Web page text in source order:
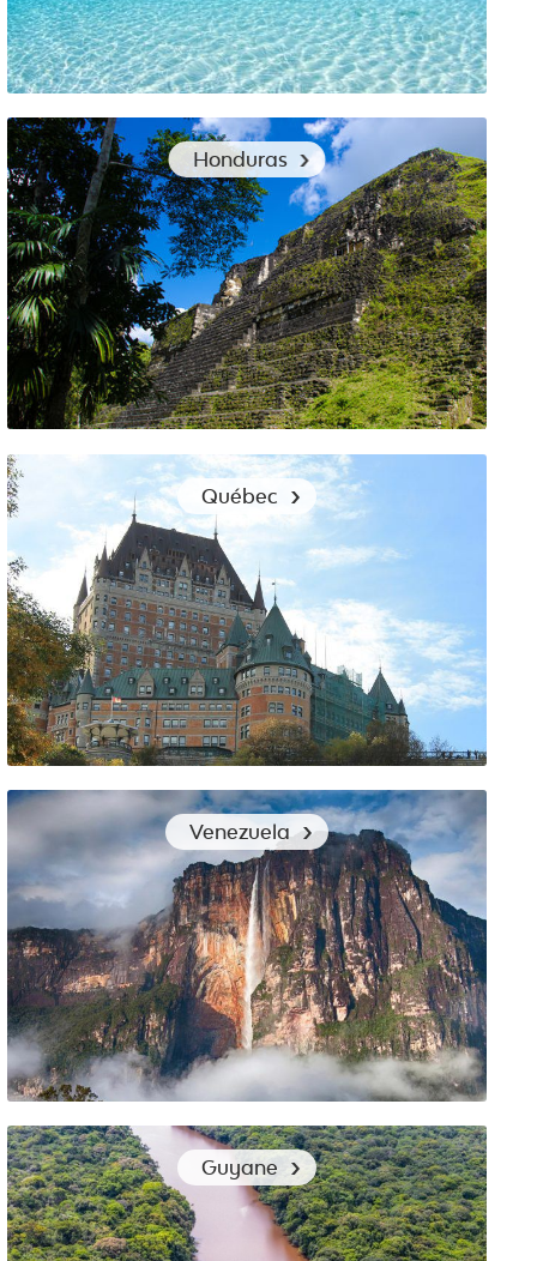
Les vêtements adaptés pour un voyage aux Bahamas
Honduras
Vêtements adaptés au voyage au Honduras
Québec
Choix de vêtements de voyage pour le Québec
Venezuela
Conseils en vêtements de voyage pour le Venezuela
Guyane